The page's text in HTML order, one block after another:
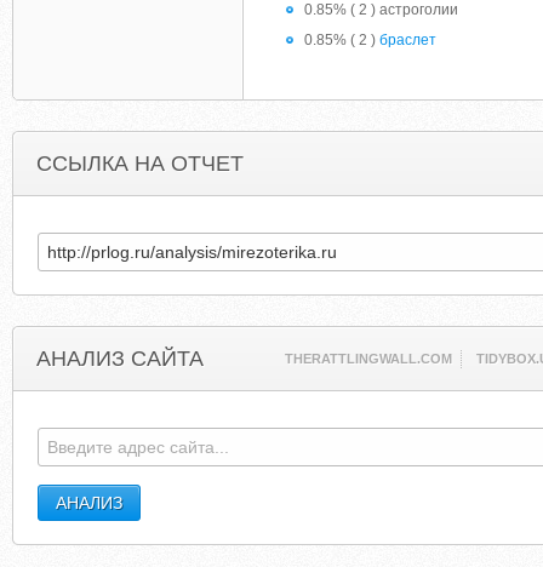
0.85% ( 2 ) астроголии
0.85% ( 2 ) браслет
ССЫЛКА НА ОТЧЕТ
АНАЛИЗ САЙТА THERATTLINGWALL.COM